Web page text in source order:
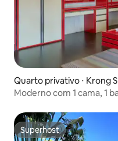
Quarto privativo ⋅ Krong
Moderno com 1 cama, 1
Superhost
Superhost